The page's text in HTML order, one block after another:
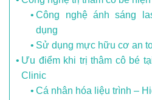
Công nghệ ánh sáng
dụng
Sử dụng mực hữu cơ an
Ưu điểm khi trị thâm cô bé
Clinic
Cá nhân hóa liệu trình –